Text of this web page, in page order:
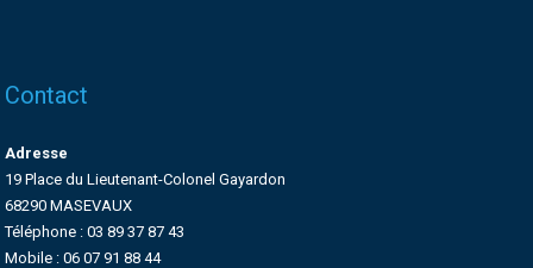
Contact
Adresse
19 Place du Lieutenant-Colonel Gayardon
68290 MASEVAUX
Téléphone : 03 89 37 87 43
Mobile : 06 07 91 88 44